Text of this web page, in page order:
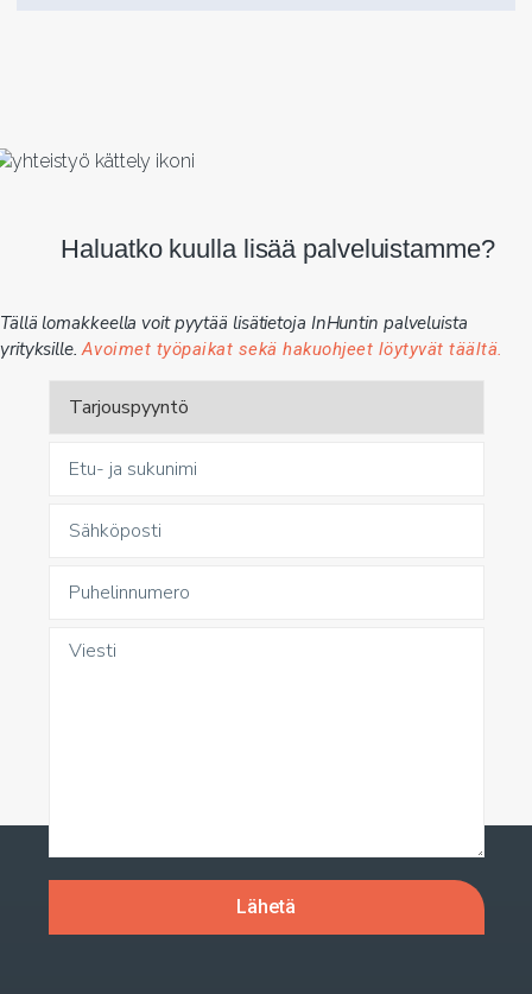
Haluatko kuulla lisää palveluistamme?
Tällä lomakkeella voit pyytää lisätietoja InHuntin palveluista
yrityksille.Avoimet työpaikat sekä hakuohjeet löytyvät täältä.